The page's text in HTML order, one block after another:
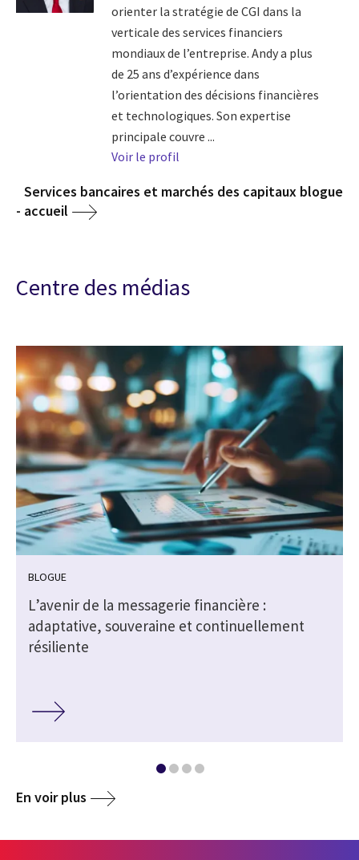
orienter la stratégie de CGI dans la
verticale des services financiers
mondiaux de l’entreprise. Andy a plus
de 25 ans d’expérience dans
l’orientation des décisions financières
et technologiques. Son expertise
principale couvre ...
Voir le profil
Services bancaires et marchés des capitaux blogue
- accueil
Centre des médias
BLOGUE
L’avenir de la messagerie financière :
adaptative, souveraine et continuellement
résiliente
En voir plus